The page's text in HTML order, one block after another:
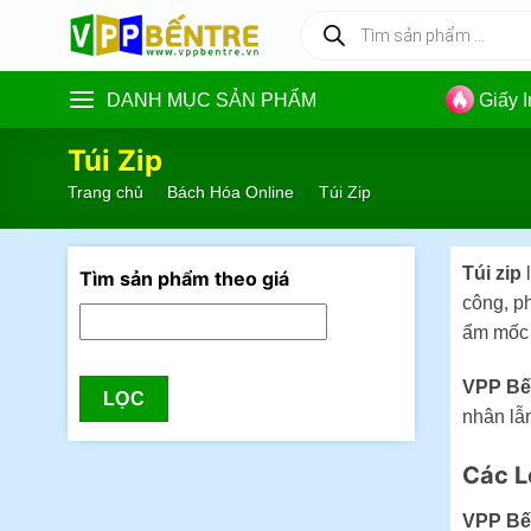
content
kiếm
phẩm
DANH MỤC SẢN PHẨM Giấy
Túi Zip
Trang chủ Bách Hóa Online Túi Zip
Tìm sản phẩm theo giá
LỌC
Túi zip
công,
ẩm
VPP
nhân
Các
VPP